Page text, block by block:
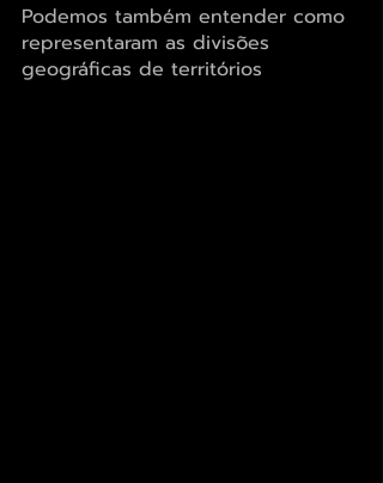
Podemos também entender como
representaram as divisões
geográficas de territórios